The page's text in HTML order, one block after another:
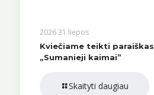
2026 31 liepos
Kviečiame teikti
„Sumanieji kaimai”
Skaityti daugiau